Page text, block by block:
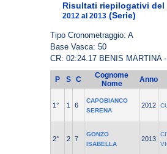
Risultati riepilogativi del
2012 al 2013 (Serie)
Tipo Cronometraggio: A
Base Vasca: 50
CR: 02:24.17 BENIS MARTINA
P S C
Cognome
Nome
Anno
1° 1 6
CAPOBIANCO
SERENA
2012
2° 2 7
GONZO
ISABELLA
2013